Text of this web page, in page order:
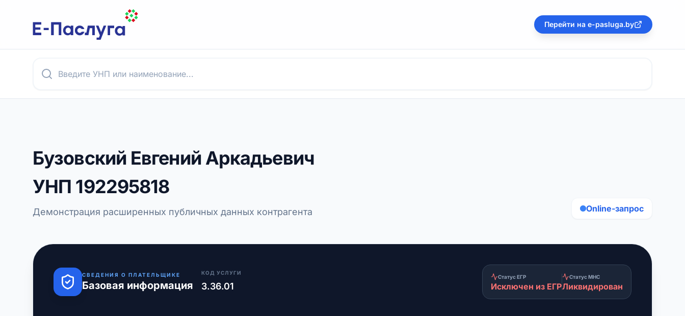
Перейти на e-pasluga.by
Бузовский Евгений Аркадьевич
УНП 192295818
Демонстрация расширенных публичных данных контрагента Online-запрос
СВЕДЕНИЯ О ПЛАТЕЛЬЩИКЕ
Базовая информация
КОД УСЛУГИ
3.36.01
Статус ЕГР
Исключен из ЕГР
Статус МНС
Ликвидирован